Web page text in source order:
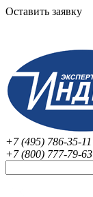
Оставить заявку
+7 (495) 786-35-11
+7 (800) 777-79-63